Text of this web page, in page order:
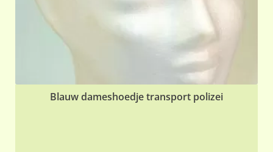
Blauw dameshoedje transport polizei